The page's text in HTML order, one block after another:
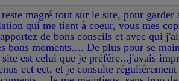
reste magré tout sur le site, pour garder
qui me tient à coeur, vous mes
de bons conseils et avec qui
bons moments.... De plus pour se
site est celui que je préfère...j'avais
ect ect, et je consulte régulièrement